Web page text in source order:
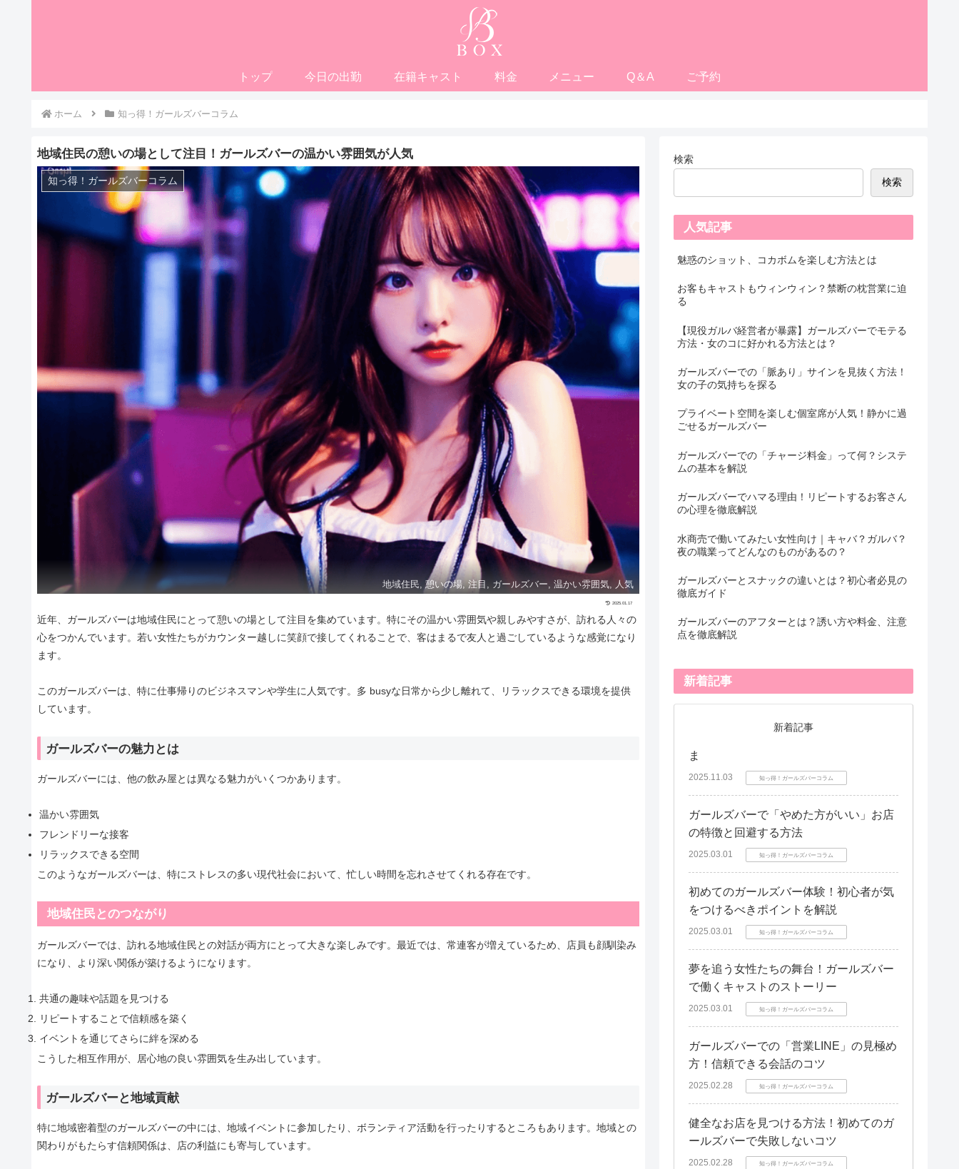
トップ 今日の出勤 在籍キャスト 料金 メニュー Q＆A ご予約
ホーム 知っ得！ガールズバーコラム
地域住民の憩いの場として注目！ガールズバーの温かい雰囲気が人気
知っ得！ガールズバーコラム
地域住民, 憩いの場, 注目, ガールズバー, 温かい雰囲気, 人気
2025.01.17
近年、ガールズバーは地域住民にとって憩いの場として注目を集めています。特にその温かい雰囲気や親しみやすさが、訪れる人々の
心をつかんでいます。若い女性たちがカウンター越しに笑顔で接してくれることで、客はまるで友人と過ごしているような感覚になり
ます。
このガールズバーは、特に仕事帰りのビジネスマンや学生に人気です。多 busyな日常から少し離れて、リラックスできる環境を提供
しています。
ガールズバーの魅力とは
ガールズバーには、他の飲み屋とは異なる魅力がいくつかあります。
温かい雰囲気
フレンドリーな接客
リラックスできる空間
このようなガールズバーは、特にストレスの多い現代社会において、忙しい時間を忘れさせてくれる存在です。
地域住民とのつながり
ガールズバーでは、訪れる地域住民との対話が両方にとって大きな楽しみです。最近では、常連客が増えているため、店員も顔馴染み
になり、より深い関係が築けるようになります。
共通の趣味や話題を見つける
リピートすることで信頼感を築く
イベントを通じてさらに絆を深める
こうした相互作用が、居心地の良い雰囲気を生み出しています。
ガールズバーと地域貢献
特に地域密着型のガールズバーの中には、地域イベントに参加したり、ボランティア活動を行ったりするところもあります。地域との
関わりがもたらす信頼関係は、店の利益にも寄与しています。
検索
検索
人気記事
魅惑のショット、コカボムを楽しむ方法とは
お客もキャストもウィンウィン？禁断の枕営業に迫
る
【現役ガルバ経営者が暴露】ガールズバーでモテる
方法・女のコに好かれる方法とは？
ガールズバーでの「脈あり」サインを見抜く方法！
女の子の気持ちを探る
プライベート空間を楽しむ個室席が人気！静かに過
ごせるガールズバー
ガールズバーでの「チャージ料金」って何？システ
ムの基本を解説
ガールズバーでハマる理由！リピートするお客さん
の心理を徹底解説
水商売で働いてみたい女性向け｜キャバ？ガルバ？
夜の職業ってどんなのものがあるの？
ガールズバーとスナックの違いとは？初心者必見の
徹底ガイド
ガールズバーのアフターとは？誘い方や料金、注意
点を徹底解説
新着記事
新着記事
ま
2025.11.03 知っ得！ガールズバーコラム
ガールズバーで「やめた方がいい」お店
の特徴と回避する方法
2025.03.01 知っ得！ガールズバーコラム
初めてのガールズバー体験！初心者が気
をつけるべきポイントを解説
2025.03.01 知っ得！ガールズバーコラム
夢を追う女性たちの舞台！ガールズバー
で働くキャストのストーリー
2025.03.01 知っ得！ガールズバーコラム
ガールズバーでの「営業LINE」の見極め
方！信頼できる会話のコツ
2025.02.28 知っ得！ガールズバーコラム
健全なお店を見つける方法！初めてのガ
ールズバーで失敗しないコツ
2025.02.28 知っ得！ガールズバーコラム